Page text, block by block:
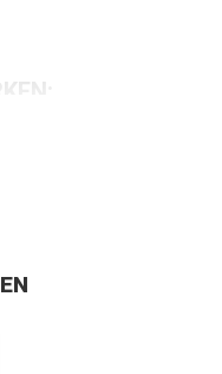
frame voor perfecte
bij Elan Excellent